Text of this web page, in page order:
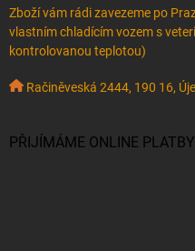
Zboží vám rádi zavezeme po
vlastním chladícím vozem s
kontrolovanou teplotou)
Račiněveská 2444, 190 16,
PŘIJÍMÁME ONLINE PLATBY